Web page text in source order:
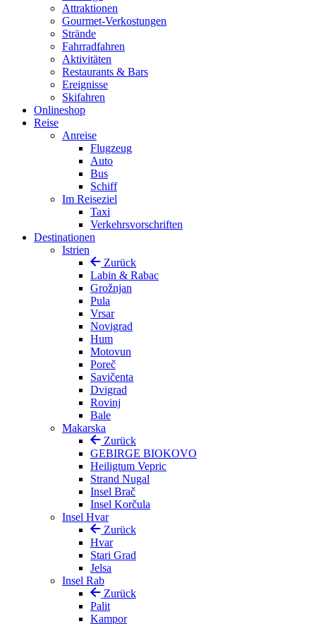
Attraktionen
Gourmet-Verkostungen
Strände
Fahrradfahren
Aktivitäten
Restaurants & Bars
Ereignisse
Skifahren
Onlineshop
Reise
Anreise
Flugzeug
Auto
Bus
Schiff
Im Reiseziel
Taxi
Verkehrsvorschriften
Destinationen
Istrien
Zurück
Labin & Rabac
Grožnjan
Pula
Vrsar
Novigrad
Hum
Motovun
Poreč
Savičenta
Dvigrad
Rovinj
Bale
Makarska
Zurück
GEBIRGE BIOKOVO
Heiligtum Vepric
Strand Nugal
Insel Brač
Insel Korčula
Insel Hvar
Zurück
Hvar
Stari Grad
Jelsa
Insel Rab
Zurück
Palit
Kampor